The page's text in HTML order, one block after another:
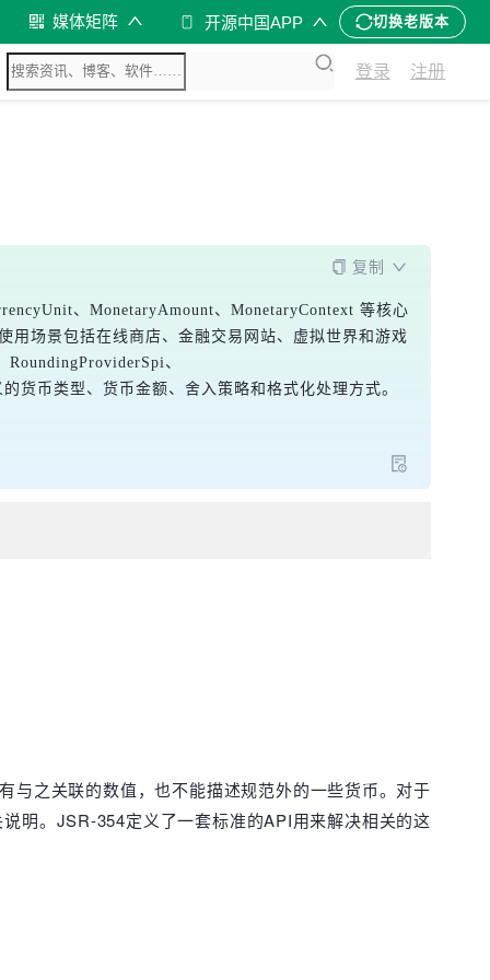
媒体矩阵 开源中国APP 切换老版本
登录 注册
复制
、MonetaryAmount、MonetaryContext 等核心
用场景包括在线商店、金融交易网站、虚拟世界和游戏
、
货币类型、货币金额、舍入策略和格式化处理方式。
与之关联的数值，也不能描述规范外的一些货币。对于
明。JSR-354定义了一套标准的API用来解决相关的这